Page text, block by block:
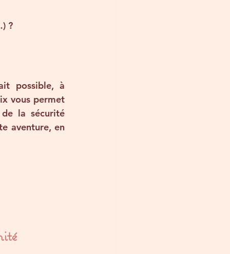
?
possible, à
vous permet
la sécurité
aventure, en